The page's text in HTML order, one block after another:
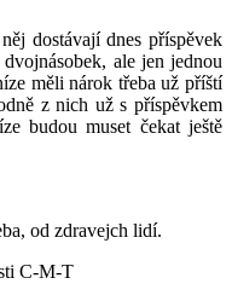
dostávají dnes příspěvek
ale jen jednou
měli nárok třeba už příští
z nich už s příspěvkem
budou muset čekat ještě
od zdravejch lidí.
C-M-T